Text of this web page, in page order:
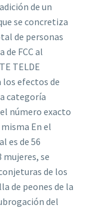
de un
se concretiza
de personas
FCC al
TELDE
efectos de
categoría
número exacto
En el
es de 56
mujeres, se
de los
de peones de la
del